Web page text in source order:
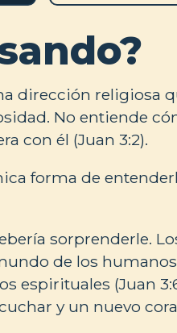
dirección religiosa
No entiende
con él (Juan 3:2).
forma de
sorprenderle.
de los
espirituales (Juan
y un nuevo